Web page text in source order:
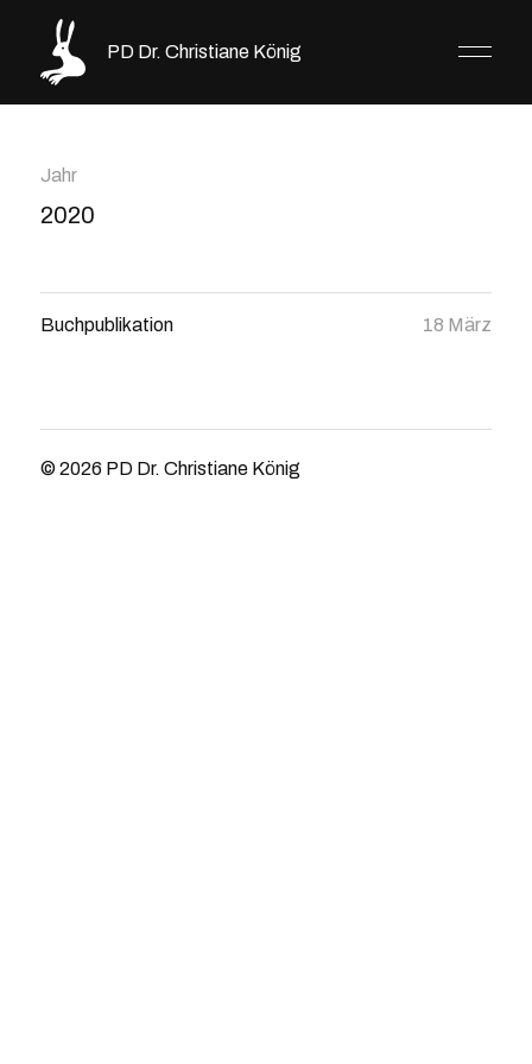
PD Dr. Christiane König
Jahr
2020
Buchpublikation 18 März
© 2026 PD Dr. Christiane König